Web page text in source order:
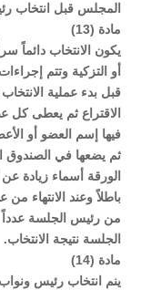
المجلس قبل انتخاب
مادة (13)
يكون الانتخاب دائماً
أو التزكية وتتم
قبل بدء عملية
الاقتراع ثم يعطى كل
فيها إسم العضو أو
ثم يضعها في الصندوق
الورقة أسماء زيادة
باطلاً وعند الانتهاء
من رئيس الجلسة
الجلسة نتيجة الانتخاب.
مادة (14)
ينم انتخاب رئيس